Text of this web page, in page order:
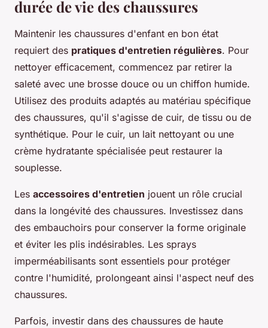
durée de vie des chaussures
Maintenir les chaussures d'enfant en bon état
requiert des pratiques d'entretien régulières. Pour
nettoyer efficacement, commencez par retirer la
saleté avec une brosse douce ou un chiffon humide.
Utilisez des produits adaptés au matériau spécifique
des chaussures, qu'il s'agisse de cuir, de tissu ou de
synthétique. Pour le cuir, un lait nettoyant ou une
crème hydratante spécialisée peut restaurer la
souplesse.
Les accessoires d'entretien jouent un rôle crucial
dans la longévité des chaussures. Investissez dans
des embauchoirs pour conserver la forme originale
et éviter les plis indésirables. Les sprays
imperméabilisants sont essentiels pour protéger
contre l'humidité, prolongeant ainsi l'aspect neuf des
chaussures.
Parfois, investir dans des chaussures de haute